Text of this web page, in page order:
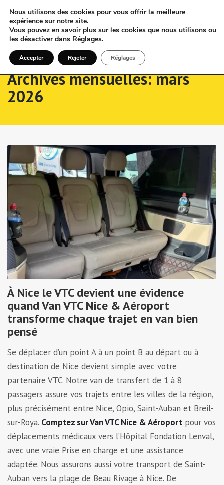
Archives mensuelles: mars
2026
À Nice le VTC devient une évidence
quand Van VTC Nice & Aéroport
transforme chaque trajet en van bien
pensé
Se déplacer d’un point A à un point B au départ ou à
destination de Nice devient simple avec votre
partenaire VTC. Notre van de transfert de 1 à 8
passagers assure vos trajets entre les villes de la région,
plus précisément entre Nice, Opio, Saint-Auban et Breil-
sur-Roya. Comptez sur Van VTC Nice & Aéroport pour vos
déplacements médicaux vers l’Hôpital Fondation Lenval,
avec une vraie Prise en charge et une assistance
adaptée. Nous assurons aussi votre transport de Saint-
Auban vers la plage de Beau Rivage à Nice. De
Nous utilisons des cookies pour vous offrir la meilleure
expérience sur notre site.
Vous pouvez en savoir plus sur les cookies que nous utilisons ou
les désactiver dans Réglages.
Accepter Rejeter Réglages